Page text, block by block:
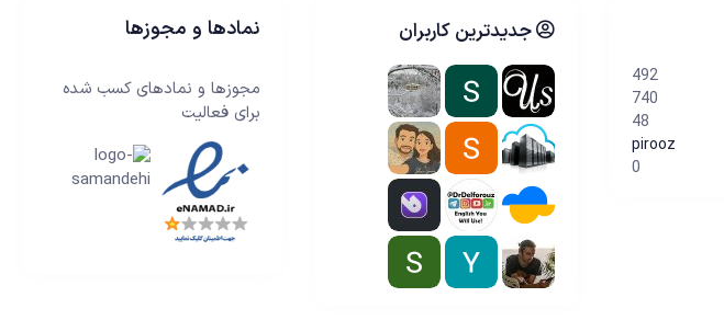
492
740
48
pirooz
0
جدیدترین کاربران نمادها و مجوزها
مجوزها و نمادهای کسب شده
برای فعالیت